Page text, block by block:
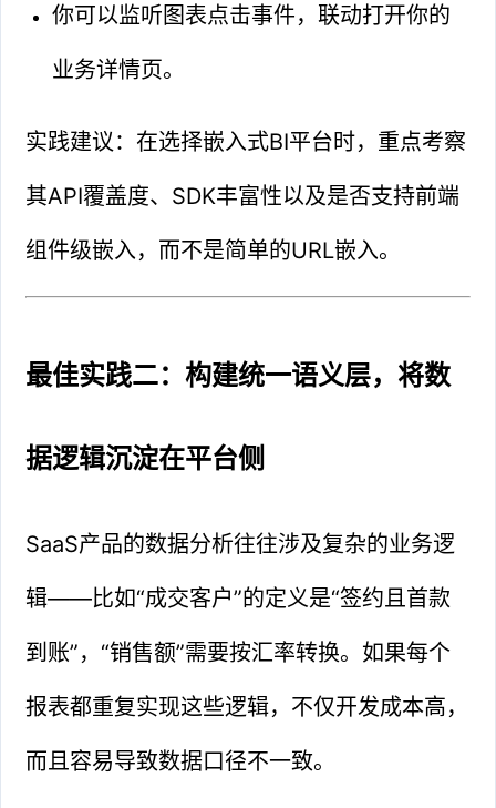
你可以监听图表点击事件，联动打开你的
业务详情页。
实践建议：在选择嵌入式BI平台时，重点考察
其API覆盖度、SDK丰富性以及是否支持前端
组件级嵌入，而不是简单的URL嵌入。
最佳实践二：构建统一语义层，将数
据逻辑沉淀在平台侧
SaaS产品的数据分析往往涉及复杂的业务逻
辑——比如“成交客户”的定义是“签约且首款
到账”，“销售额”需要按汇率转换。如果每个
报表都重复实现这些逻辑，不仅开发成本高，
而且容易导致数据口径不一致。